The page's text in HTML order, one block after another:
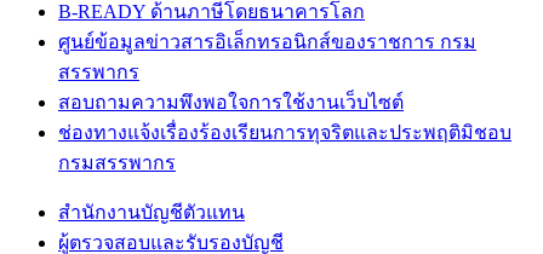
B-READY ด้านภาษีโดยธนาคารโลก
ศูนย์ข้อมูลข่าวสารอิเล็กทรอนิกส์ของราชการ กรม
สรรพากร
สอบถามความพึงพอใจการใช้งานเว็บไซต์
ช่องทางแจ้งเรื่องร้องเรียนการทุจริตและประพฤติมิชอบ
กรมสรรพากร
สำนักงานบัญชีตัวแทน
ผู้ตรวจสอบและรับรองบัญชี